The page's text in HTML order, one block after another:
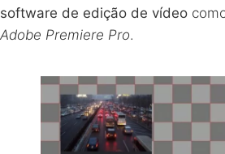
software de edição de vídeo
Adobe Premiere Pro.